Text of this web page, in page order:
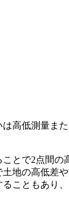
高低測量ま
とで2点間の
地の高低差
こともあり